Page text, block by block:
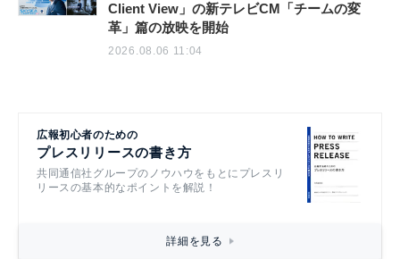
Client View」の新テレビCM「チームの変
革」篇の放映を開始
2026.08.06 11:04
広報初心者のための
プレスリリースの書き方
共同通信社グループのノウハウをもとにプレスリ
リースの基本的なポイントを解説！
詳細を見る